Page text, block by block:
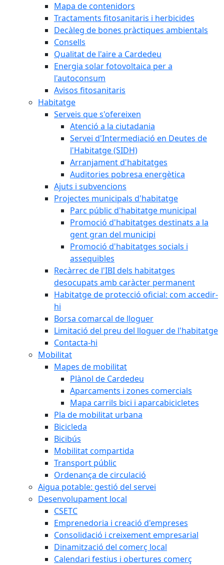
Mapa de contenidors
Tractaments fitosanitaris i herbicides
Decàleg de bones pràctiques ambientals
Consells
Qualitat de l'aire a Cardedeu
Energia solar fotovoltaica per a
l'autoconsum
Avisos fitosanitaris
Habitatge
Serveis que s'ofereixen
Atenció a la ciutadania
Servei d'Intermediació en Deutes de
l'Habitatge (SIDH)
Arranjament d'habitatges
Auditories pobresa energètica
Ajuts i subvencions
Projectes municipals d'habitatge
Parc públic d'habitatge municipal
Promoció d'habitatges destinats a la
gent gran del municipi
Promoció d'habitatges socials i
assequibles
Recàrrec de l'IBI dels habitatges
desocupats amb caràcter permanent
Habitatge de protecció oficial: com accedir-
hi
Borsa comarcal de lloguer
Limitació del preu del lloguer de l'habitatge
Contacta-hi
Mobilitat
Mapes de mobilitat
Plànol de Cardedeu
Aparcaments i zones comercials
Mapa carrils bici i aparcabicicletes
Pla de mobilitat urbana
Bicicleda
Bicibús
Mobilitat compartida
Transport públic
Ordenança de circulació
Aigua potable: gestió del servei
Desenvolupament local
CSETC
Emprenedoria i creació d'empreses
Consolidació i creixement empresarial
Dinamització del comerç local
Calendari festius i obertures comerç